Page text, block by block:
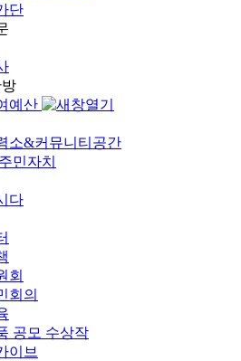
단
예산
소&커뮤니티공간
민자치
다
회
회의
공모 수상작
이브